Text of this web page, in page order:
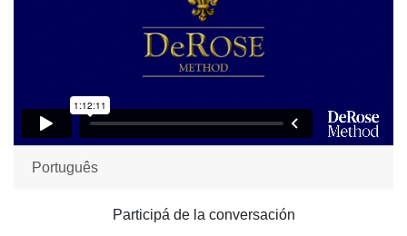
Português
Participá de la conversación